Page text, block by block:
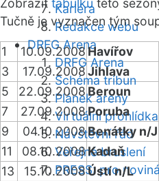
Kariéra
Redakce webu
DRFG Arena
DRFG Arena
Schéma tribun
Plánek areny
Virtuální prohlídka
Návštěvní řád
Veřejné bruslení
PRESS: pro
Zobrazit tabulku této
Tučně je vyznačen tým
1 10.09.2008Havířov
3
17.09.2008Jihlava
5
22.09.2008 Beroun
7
27.09.2008Poruba
9
04.10.2008Benátky n/J
11
08.10.2008Kadaň
13
15.10.2008Ústí n/L